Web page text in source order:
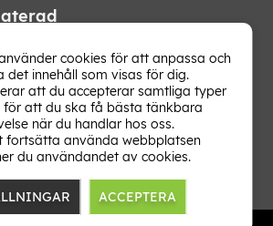
hetaste erbjudandena och
direkt i din mejlkorg. Signa upp på
cookies för att anpassa och
det innehåll som visas för dig.
att du accepterar samtliga typer
för att du ska få bästa tänkbara
när du handlar hos oss.
fortsätta använda webbplatsen
du användandet av cookies.
ACCEPTERA